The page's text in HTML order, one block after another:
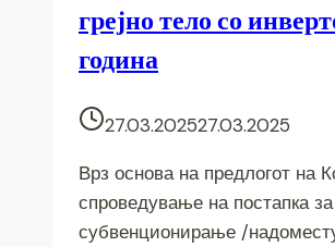
грејно тело со
година
27.03.202527.03.2025
Врз основа на предлогот на
спроведување на постапка за
субвенционирање /